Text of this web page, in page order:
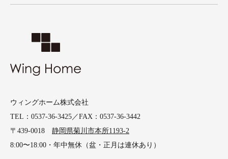
ウィングホーム株式会社
TEL：0537-36-3425／FAX：0537-36-3442
〒439-0018 静岡県菊川市本所1193-2
8:00〜18:00・年中無休（盆・正月は連休あり）